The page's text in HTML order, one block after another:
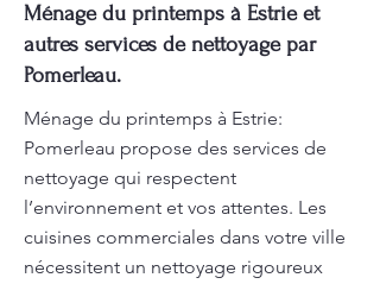
Ménage du printemps à Estrie et
autres services de nettoyage par
Pomerleau.
Ménage du printemps à Estrie:
Pomerleau propose des services de
nettoyage qui respectent
l’environnement et vos attentes. Les
cuisines commerciales dans votre ville
nécessitent un nettoyage rigoureux